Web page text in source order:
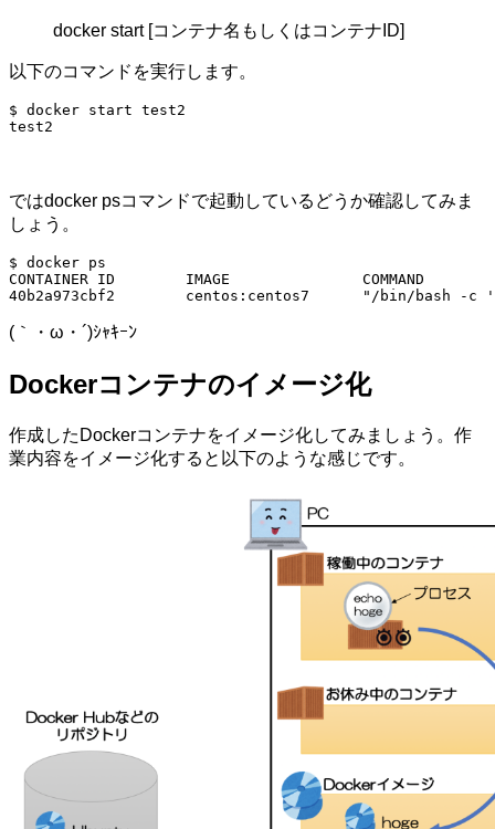
docker start [コンテナ名もしくはコンテナID]
以下のコマンドを実行します。
$ docker start test2
test2
ではdocker psコマンドで起動しているどうか確認してみま
しょう。
$ docker ps
CONTAINER ID        IMAGE               COMMAND
40b2a973cbf2        centos:centos7      "/bin/bash -c
(｀・ω・´)ｼｬｷｰﾝ
Dockerコンテナのイメージ化
作成したDockerコンテナをイメージ化してみましょう。作
業内容をイメージ化すると以下のような感じです。